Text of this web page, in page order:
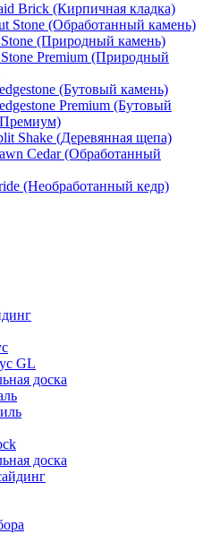
Brick (Кирпичная кладка)
Stone (Обработанный камень)
Stone (Природный камень)
Stone Premium (Природный
(Бутовый камень)
Premium (Бутовый
Shake (Деревянная щепа)
Cedar (Обработанный
(Необработанный кедр)
GL
доска
доска